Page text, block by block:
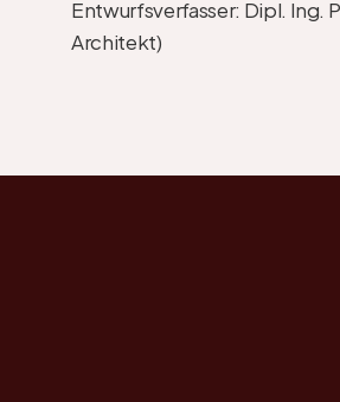
Entwurfsverfasser: Dipl. Ing.
Architekt)